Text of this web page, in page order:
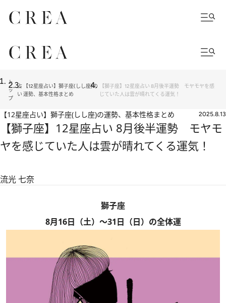
ト
ッ
プ
占
い
【12星座占い】獅子座(しし座)の
運勢、基本性格まとめ
【獅子座】12星座占い 8月後半運勢 モヤモヤを感
じていた人は雲が晴れてくる運気！
【12星座占い】獅子座(しし座)の運勢、基本性格まとめ 2025.8.13
【獅子座】12星座占い 8月後半運勢 モヤモ
ヤを感じていた人は雲が晴れてくる運気！
流光 七奈
獅子座
8月16日（土）～31日（日）の全体運